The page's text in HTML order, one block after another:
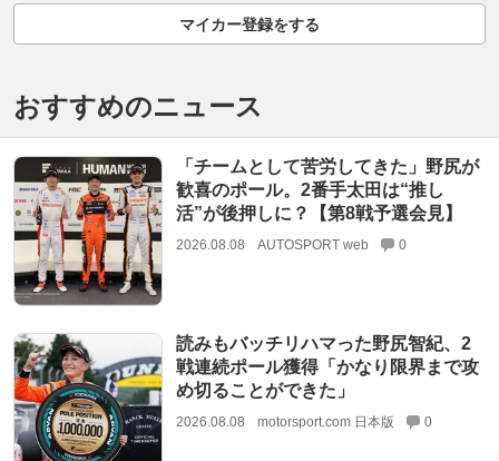
マイカー登録をする
おすすめのニュース
「チームとして苦労してきた」野尻が
歓喜のポール。2番手太田は“推し
活”が後押しに？【第8戦予選会見】
2026.08.08 AUTOSPORT web 0
読みもバッチリハマった野尻智紀、2
戦連続ポール獲得「かなり限界まで攻
め切ることができた」
2026.08.08 motorsport.com 日本版 0